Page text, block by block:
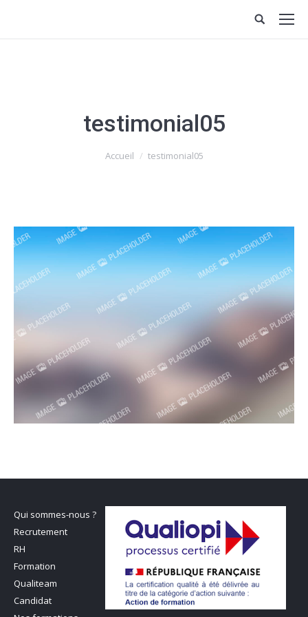
testimonial05
Accueil testimonial05
Qui sommes-nous ?
Recrutement
RH
Formation
Qualiteam
Candidat